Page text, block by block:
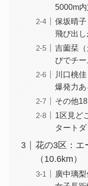
5000m
保坂晴
飛び出
吉薗栞
びでチ
川口桃
爆発力
その他
1区見ど
タートダ
花の3区：エ
（10.6km）
廣中璃